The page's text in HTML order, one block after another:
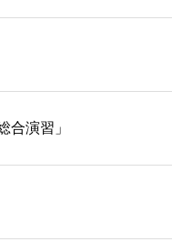
合演習」